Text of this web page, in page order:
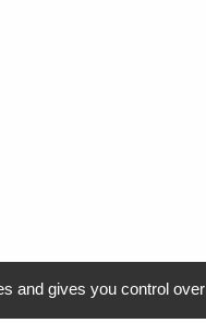
and gives you control